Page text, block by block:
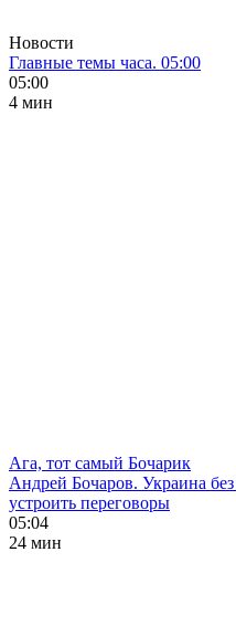
Новости
Главные темы часа. 05:00
05:00
4 мин
Ага, тот самый Бочарик
Андрей Бочаров. Украина
устроить переговоры
05:04
24 мин